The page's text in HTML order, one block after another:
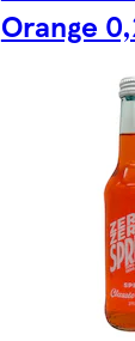
Orange